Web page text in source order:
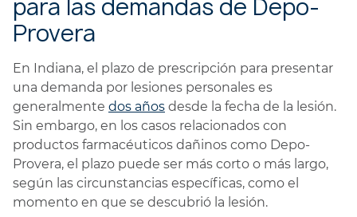
para las demandas de Depo-
Provera
En Indiana, el plazo de prescripción para presentar
una demanda por lesiones personales es
generalmente dos años desde la fecha de la lesión.
Sin embargo, en los casos relacionados con
productos farmacéuticos dañinos como Depo-
Provera, el plazo puede ser más corto o más largo,
según las circunstancias específicas, como el
momento en que se descubrió la lesión.